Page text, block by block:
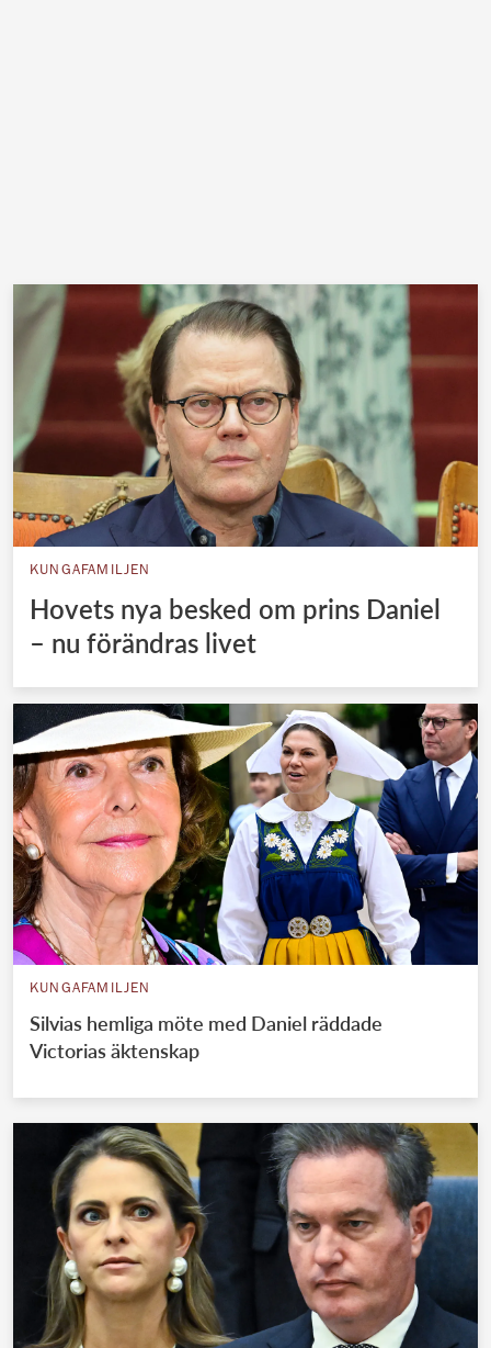
KUNGAFAMILJEN
Hovets nya besked om prins Daniel
– nu förändras livet
KUNGAFAMILJEN
Silvias hemliga möte med Daniel räddade
Victorias äktenskap